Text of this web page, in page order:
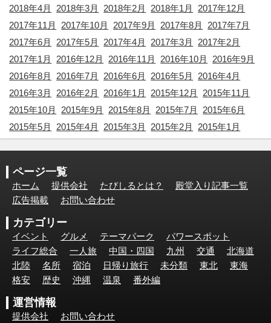
2018年4月
2018年3月 2018年2月 2018年1月
2017年12月
2017年11月
2017年10月 2017年9月 2017年8月
2017年7月
2017年6月
2017年5月 2017年4月 2017年3月
2017年2月
2017年1月
2016年12月 2016年11月 2016年10月
2016年9月
2016年8月
2016年7月 2016年6月 2016年5月
2016年4月
2016年3月
2016年2月 2016年1月 2015年12月
2015年11月
2015年10月
2015年9月 2015年8月 2015年7月
2015年6月
2015年5月
2015年4月 2015年3月 2015年2月 2015年1月
ページ一覧
ホーム 提供会社 たびしるとは？
殿堂入り記事一覧
広告掲載
お問い合わせ
カテゴリー
イベント グルメ テーマパーク
パワースポット
ライフ総合
一人旅 中国・四国 九州 交通
北海道
北陸
名所 宿泊 日帰り旅行 未分類 東北
東海
格安
歴史 沖縄 温泉 番外編
運営情報
提供会社 お問い合わせ